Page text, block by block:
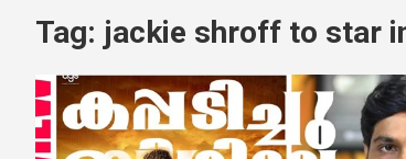
Tag: jackie shroff to star